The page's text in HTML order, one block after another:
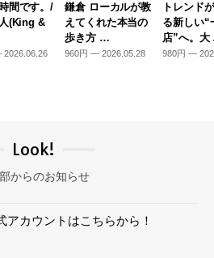
間です。/
(King &
鎌倉 ローカルが教
えてくれた本当の
歩き方 …
960円 — 2026.05.28
トレンド
る新しい“
店”へ。
980円 —
Look!
からのお知らせ
アカウントはこちらから！